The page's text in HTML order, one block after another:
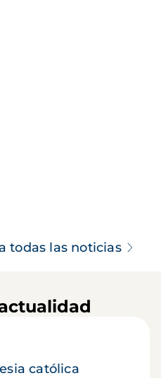
todas las noticias
católica